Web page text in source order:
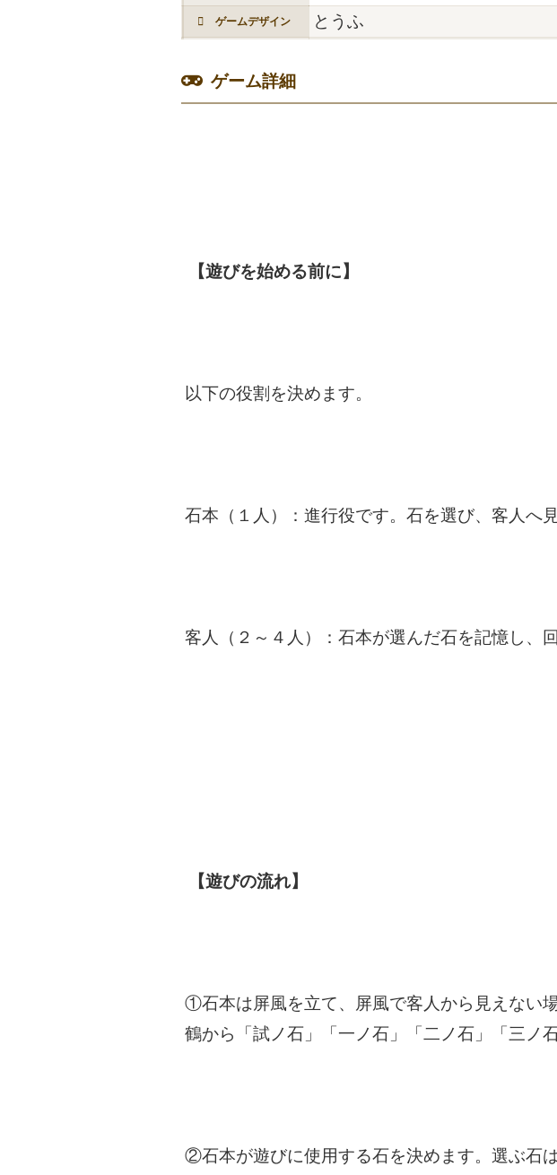
ゲームデザイン とうふ
ゲーム詳細
【遊びを始める前に】
以下の役割を決めます。
石本（１人）：進行役です。石を選び、客人へ
客人（２～４人）：石本が選んだ石を記憶し、
【遊びの流れ】
①石本は屏風を立て、屏風で客人から見えない
鶴から「試ノ石」「一ノ石」「二ノ石」「三ノ
②石本が遊びに使用する石を決めます。選ぶ石